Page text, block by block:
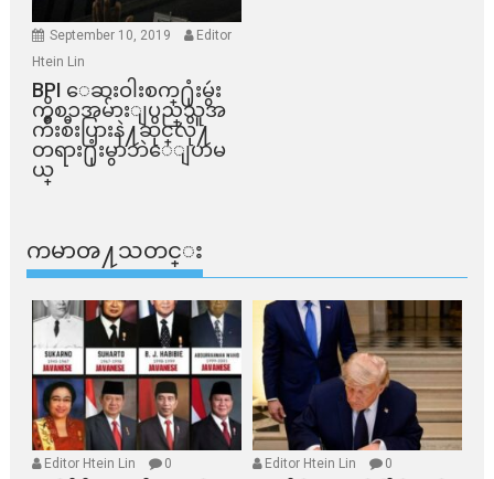
September 10, 2019
Editor
Htein Lin
BPI ​ေဆးဝါးစက္​႐ုံးမွဴး
ကိစၥအမ်ားျပည္​သူအ
က်ိဳးစီးပြားနဲ႔ဆိုင္​လို႔
တရား႐ုံးမွာဘဲေျပာမ
ယ္​
ကမာၻ႔သတင္း
Editor Htein Lin 0 Editor Htein Lin 0